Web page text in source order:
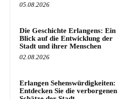
05.08.2026
Die Geschichte Erlangens: Ein
Blick auf die Entwicklung der
Stadt und ihrer Menschen
02.08.2026
Erlangen Sehenswürdigkeiten:
Entdecken Sie die verborgenen